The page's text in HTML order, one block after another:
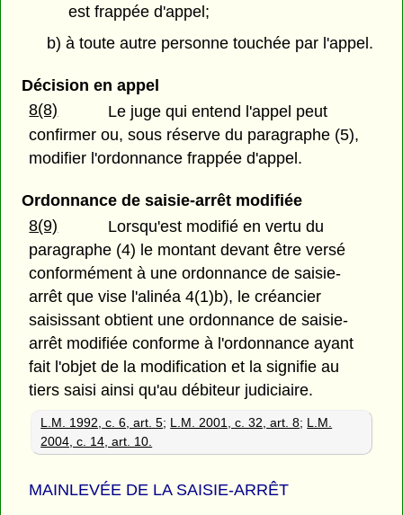
est frappée d'appel;
b) à toute autre personne touchée par l'appel.
Décision en appel
8(8)
Le juge qui entend l'appel peut
confirmer ou, sous réserve du paragraphe (5),
modifier l'ordonnance frappée d'appel.
Ordonnance de saisie-arrêt modifiée
8(9)
Lorsqu'est modifié en vertu du
paragraphe (4) le montant devant être versé
conformément à une ordonnance de saisie-
arrêt que vise l'alinéa 4(1)b), le créancier
saisissant obtient une ordonnance de saisie-
arrêt modifiée conforme à l'ordonnance ayant
fait l'objet de la modification et la signifie au
tiers saisi ainsi qu'au débiteur judiciaire.
L.M. 1992, c. 6, art. 5; L.M. 2001, c. 32, art. 8; L.M.
2004, c. 14, art. 10.
MAINLEVÉE DE LA SAISIE-ARRÊT